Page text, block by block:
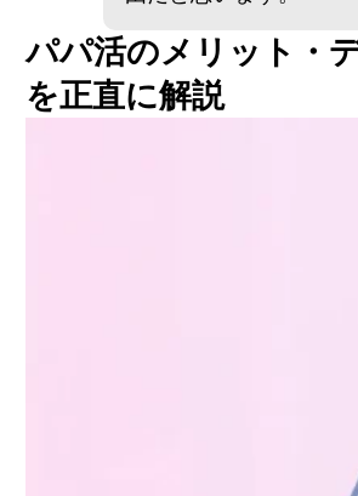
パパ活のメリット・
を正直に解説